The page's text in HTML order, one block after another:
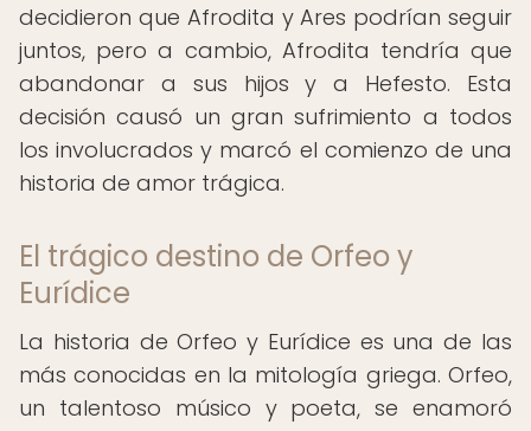
decidieron que Afrodita y Ares podrían seguir
juntos, pero a cambio, Afrodita tendría que
abandonar a sus hijos y a Hefesto. Esta
decisión causó un gran sufrimiento a todos
los involucrados y marcó el comienzo de una
historia de amor trágica.
El trágico destino de Orfeo y
Eurídice
La historia de Orfeo y Eurídice es una de las
más conocidas en la mitología griega. Orfeo,
un talentoso músico y poeta, se enamoró